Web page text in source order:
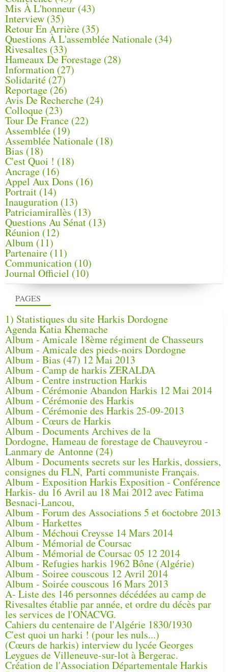
PAGES
1) Statistiques du site Harkis Dordogne
Agenda Katia Khemache
Album - Amicale 18ème régiment de Chasseurs
Album - Amicale des pieds-noirs Dordogne
Album - Bias (47) 12 Mai 2013
Album - Camp de harkis ZERALDA
Album - Centre instruction Harkis
Album - Cérémonie Abandon Harkis 12 Mai 2014
Album - Cérémonie des Harkis
Album - Cérémonie des Harkis 25-09-2013
Album - Cœurs de Harkis
Album - Documents Archives de la
Dordogne, Hameau de forestage de Chauveyrou -
Lanmary de Antonne (24)
Album - Documents secrets sur les Harkis, dossiers,
consignes du FLN, Parti communiste Français.
Album - Exposition Harkis Exposition - Conférence
Harkis- du 16 Avril au 18 Mai 2012 avec Fatima
Besnaci-Lancou,
Album - Forum des Associations 5 et 6octobre 2013
Album - Harkettes
Album - Méchoui Creysse 14 Mars 2014
Album - Mémorial de Coursac
Album - Mémorial de Coursac 05 12 2014
Album - Refugies harkis 1962 Bône (Algérie)
Album - Soiree couscous 12 Avril 2014
Album - Soirée couscous 16 Mars 2013
A- Liste des 146 personnes décédées au camp de
Rivesaltes établie par année, et ordre du décès par
les services de l'ONACVG.
Cahiers du centenaire de l'Algérie 1830/1930
C'est quoi un harki ! (pour les nuls...)
(Cœurs de harkis) interview du lycée Georges
Leygues de Villeneuve-sur-lot à Bergerac.
Création de l'Association Départementale Harkis
Mis À L'honneur (43)
Interview (35)
Retour En Arrière (35)
Questions À L'assemblée Nationale (34)
Rivesaltes (33)
Hameaux De Forestage (28)
Information (27)
Solidarité (27)
Reportage(26)
Avis De Recherche (24)
Colloque (23)
Tour De France (22)
Assemblée (19)
Assemblée Nationale (18)
Bias (18)
C'est Quoi ! (18)
Ancrage (16)
Appel Aux Dons (16)
Portrait (14)
Inauguration (13)
Patriciamirallès (13)
Questions Au Sénat(13)
Réunion (12)
Album (11)
Partenaire(11)
Communication (10)
Journal Officiel (10)